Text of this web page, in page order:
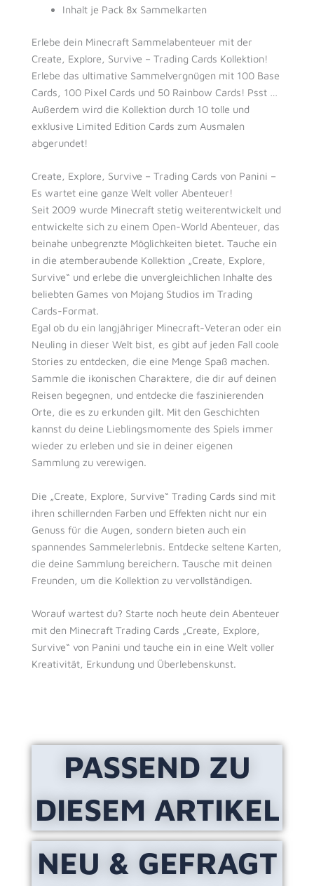
Inhalt je Pack 8x Sammelkarten
Erlebe dein Minecraft Sammelabenteuer mit der
Create, Explore, Survive – Trading Cards Kollektion!
Erlebe das ultimative Sammelvergnügen mit 100 Base
Cards, 100 Pixel Cards und 50 Rainbow Cards! Psst …
Außerdem wird die Kollektion durch 10 tolle und
exklusive Limited Edition Cards zum Ausmalen
abgerundet!
Create, Explore, Survive – Trading Cards von Panini –
Es wartet eine ganze Welt voller Abenteuer!
Seit 2009 wurde Minecraft stetig weiterentwickelt und
entwickelte sich zu einem Open-World Abenteuer, das
beinahe unbegrenzte Möglichkeiten bietet. Tauche ein
in die atemberaubende Kollektion „Create, Explore,
Survive“ und erlebe die unvergleichlichen Inhalte des
beliebten Games von Mojang Studios im Trading
Cards-Format.
Egal ob du ein langjähriger Minecraft-Veteran oder ein
Neuling in dieser Welt bist, es gibt auf jeden Fall coole
Stories zu entdecken, die eine Menge Spaß machen.
Sammle die ikonischen Charaktere, die dir auf deinen
Reisen begegnen, und entdecke die faszinierenden
Orte, die es zu erkunden gilt. Mit den Geschichten
kannst du deine Lieblingsmomente des Spiels immer
wieder zu erleben und sie in deiner eigenen
Sammlung zu verewigen.
Die „Create, Explore, Survive“ Trading Cards sind mit
ihren schillernden Farben und Effekten nicht nur ein
Genuss für die Augen, sondern bieten auch ein
spannendes Sammelerlebnis. Entdecke seltene Karten,
die deine Sammlung bereichern. Tausche mit deinen
Freunden, um die Kollektion zu vervollständigen.
Worauf wartest du? Starte noch heute dein Abenteuer
mit den Minecraft Trading Cards „Create, Explore,
Survive“ von Panini und tauche ein in eine Welt voller
Kreativität, Erkundung und Überlebenskunst.
PASSEND ZU
DIESEM ARTIKEL
NEU & GEFRAGT